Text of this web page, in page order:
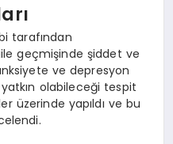
tarafından
geçmişinde şiddet ve
ve depresyon
olabileceği tespit
üzerinde yapıldı ve bu